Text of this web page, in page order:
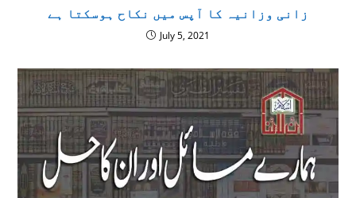
زانی وزانیہ کا آپس میں نکاح ہوسکتا ہے
July 5, 2021